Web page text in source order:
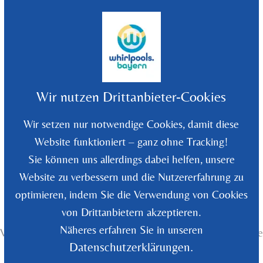
Whirlpools Bayern - Rüdiger Wolf
Wir nutzen Drittanbieter-Cookies
Wir setzen nur notwendige Cookies, damit diese
Website funktioniert – ganz ohne Tracking!
Sie können uns allerdings dabei helfen, unsere
Website zu verbessern und die Nutzererfahrung zu
optimieren, indem Sie die Verwendung von Cookies
von Drittanbietern akzeptieren.
Näheres erfahren Sie in unseren
Datenschutzerklärungen.
Widerrufsrecht
Verbraucher haben das Recht, binnen vierzehn Tagen ohne
Angabe von Gründen diesen Vertrag zu widerrufen.
Die Widerrufsfrist beträgt vierzehn Tage ab dem Tag des